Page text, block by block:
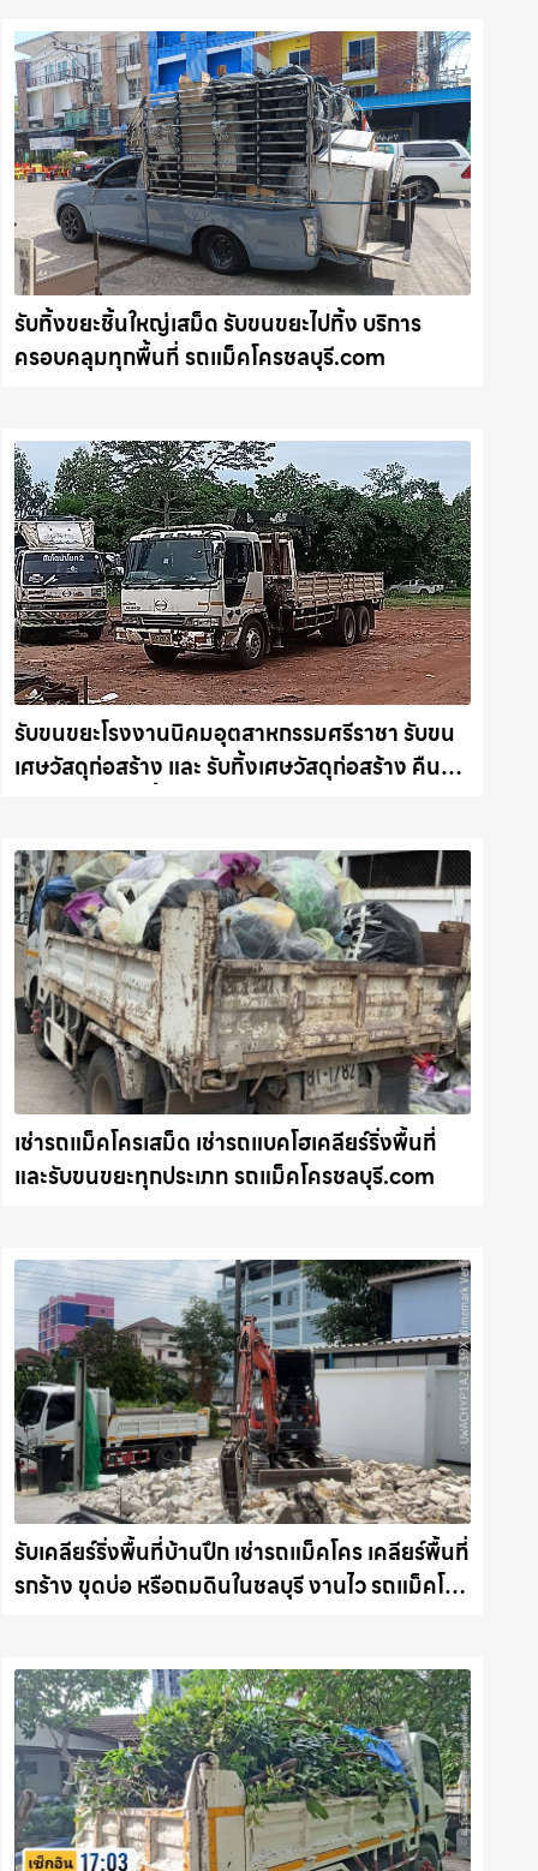
รับทิ้งขยะชิ้นใหญ่เสม็ด รับขนขยะไปทิ้ง บริการ
ครอบคลุมทุกพื้นที่ รถแม็คโครชลบุรี.com
รับขนขยะโรงงานนิคมอุตสาหกรรมศรีราชา รับขน
เศษวัสดุก่อสร้าง และ รับทิ้งเศษวัสดุก่อสร้าง คืน
เช่ารถแม็คโครเสม็ด เช่ารถแบคโฮเคลียร์ริ่งพื้นที่
และรับขนขยะทุกประเภท รถแม็คโครชลบุรี.com
รับเคลียร์ริ่งพื้นที่บ้านปึก เช่ารถแม็คโคร เคลียร์พื้นที่
รกร้าง ขุดบ่อ หรือถมดินในชลบุรี งานไว รถแม็คโคร